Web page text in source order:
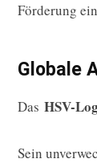
Förderung
Globale
Das HSV-
Sein